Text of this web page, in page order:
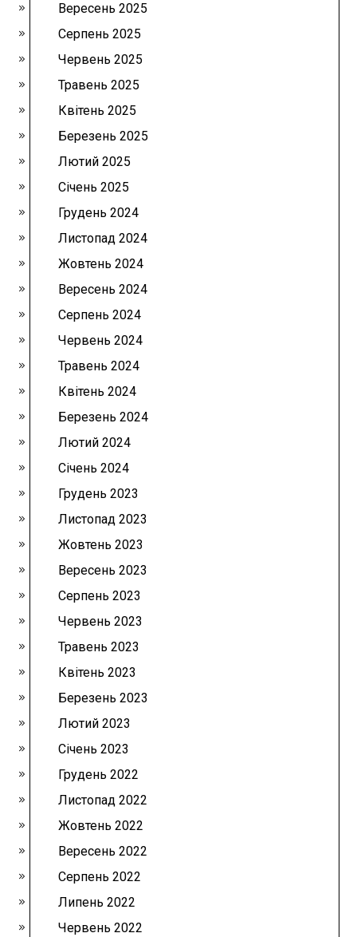
Вересень 2025
Серпень 2025
Червень 2025
Травень 2025
Квітень 2025
Березень 2025
Лютий 2025
Січень 2025
Грудень 2024
Листопад 2024
Жовтень 2024
Вересень 2024
Серпень 2024
Червень 2024
Травень 2024
Квітень 2024
Березень 2024
Лютий 2024
Січень 2024
Грудень 2023
Листопад 2023
Жовтень 2023
Вересень 2023
Серпень 2023
Червень 2023
Травень 2023
Квітень 2023
Березень 2023
Лютий 2023
Січень 2023
Грудень 2022
Листопад 2022
Жовтень 2022
Вересень 2022
Серпень 2022
Липень 2022
Червень 2022